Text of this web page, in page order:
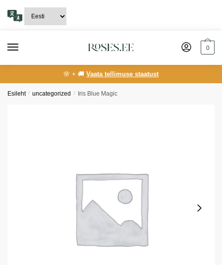
navigation
content
0
🌸 + 🚚 Vaata tellimuse staatust
Esileht / uncategorized / Iris Blue Magic